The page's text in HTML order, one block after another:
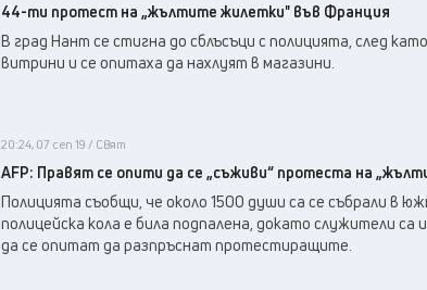
44-ти протест на „жълтите жилетки" във Франция
В град Нант се стигна до сблъсъци с полицията, след
витрини и се опитаха да нахлуят в магазини.
20:24, 07 сеп 19 / Свят
AFP: Правят се опити да се „съживи“ протеста на
Полицията съобщи, че около 1500 души са се събрали в
полицейска кола е била подпалена, докато служители са
да се опитат да разпръснат протестиращите.